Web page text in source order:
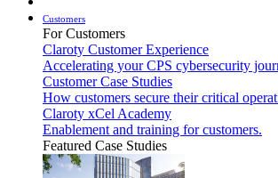
Customers
For Customers
Claroty Customer Experience
Accelerating your CPS cybersecurity
Customer Case Studies
How customers secure their critical
Claroty xCel Academy
Enablement and training for customers.
Featured Case Studies